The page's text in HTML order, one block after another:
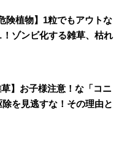
険植物】1粒でもアウトな
ゾンビ化する雑草、枯れ
】お子様注意！な「コニ
を見逃すな！その理由と